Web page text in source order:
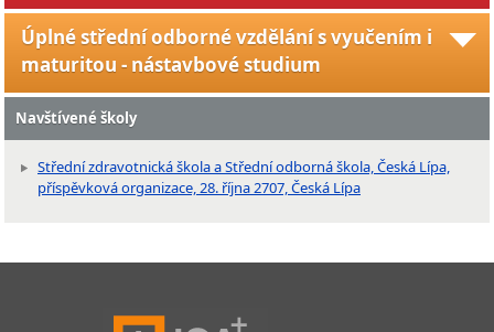
Úplné střední odborné vzdělání s vyučením i
maturitou - nástavbové studium
Navštívené školy
Střední zdravotnická škola a Střední odborná škola, Česká Lípa,
příspěvková organizace, 28. října 2707, Česká Lípa